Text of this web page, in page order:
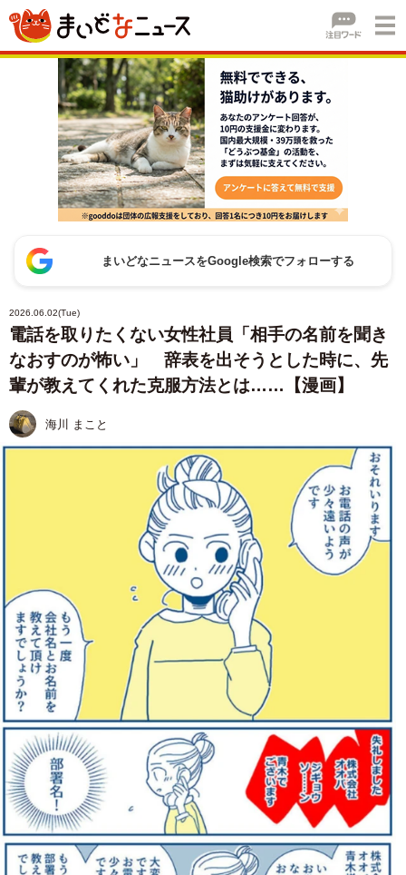
まいどなニュースをGoogle検索でフォローする
2026.06.02(Tue)
電話を取りたくない女性社員「相手の名前を聞き
なおすのが怖い」 辞表を出そうとした時に、先
輩が教えてくれた克服方法とは……【漫画】
海川 まこと